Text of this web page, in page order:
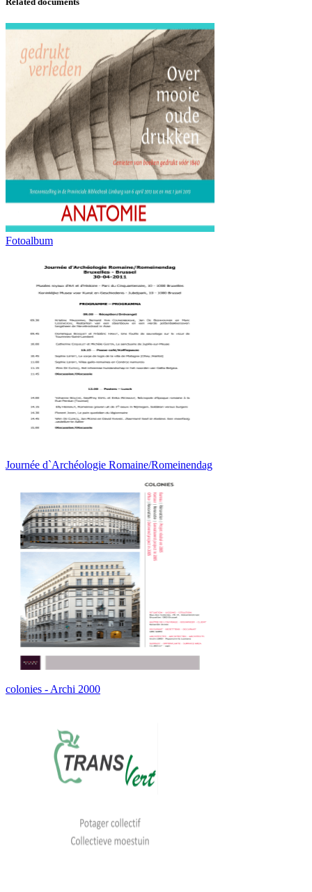
Fotoalbum
Journée d`Archéologie Romaine/Romeinendag
colonies - Archi 2000